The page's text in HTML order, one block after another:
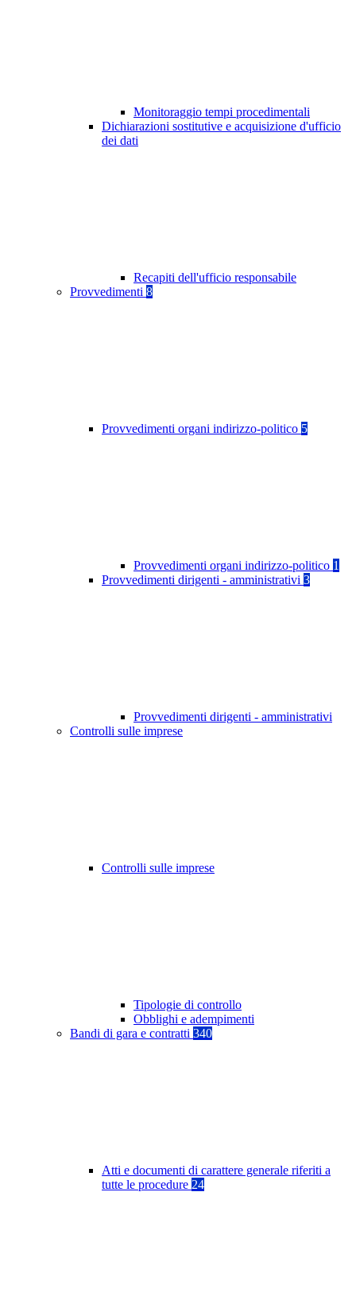
Monitoraggio tempi procedimentali
Dichiarazioni sostitutive e acquisizione d'ufficio
dei dati
Recapiti dell'ufficio responsabile
Provvedimenti 8
Provvedimenti organi indirizzo-politico 5
Provvedimenti organi indirizzo-politico 1
Provvedimenti dirigenti - amministrativi 3
Provvedimenti dirigenti - amministrativi
Controlli sulle imprese
Controlli sulle imprese
Tipologie di controllo
Obblighi e adempimenti
Bandi di gara e contratti 340
Atti e documenti di carattere generale riferiti a
tutte le procedure 24